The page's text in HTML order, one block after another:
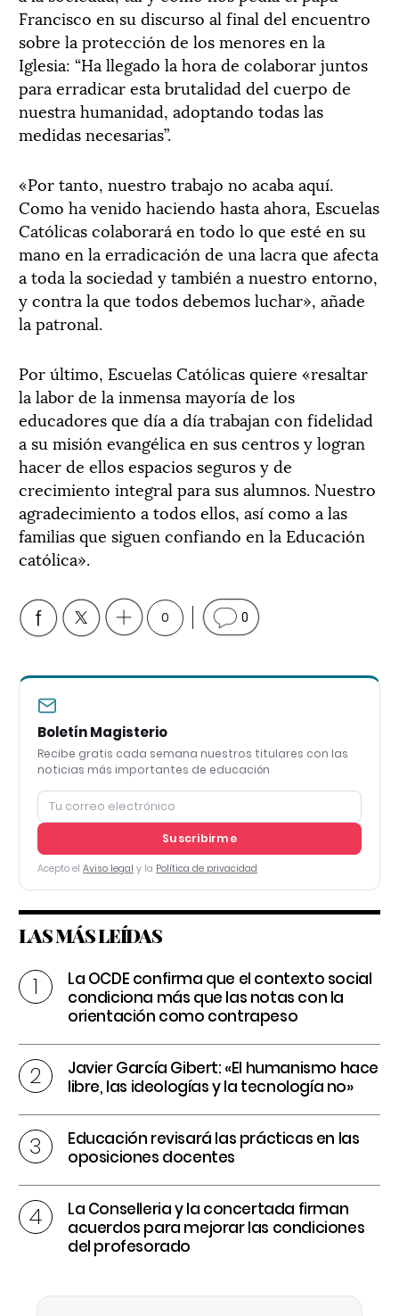
Francisco en su discurso al final del encuentro
sobre la protección de los menores en la
Iglesia: “Ha llegado la hora de colaborar juntos
para erradicar esta brutalidad del cuerpo de
nuestra humanidad, adoptando todas las
medidas necesarias”.
«Por tanto, nuestro trabajo no acaba aquí.
Como ha venido haciendo hasta ahora, Escuelas
Católicas colaborará en todo lo que esté en su
mano en la erradicación de una lacra que afecta
a toda la sociedad y también a nuestro entorno,
y contra la que todos debemos luchar», añade
la patronal.
Por último, Escuelas Católicas quiere «resaltar
la labor de la inmensa mayoría de los
educadores que día a día trabajan con fidelidad
a su misión evangélica en sus centros y logran
hacer de ellos espacios seguros y de
crecimiento integral para sus alumnos. Nuestro
agradecimiento a todos ellos, así como a las
familias que siguen confiando en la Educación
católica».
0 0
Boletín Magisterio
Recibe gratis cada semana nuestros titulares con las
noticias más importantes de educación
Suscribirme
Acepto el Aviso legal y la Política de privacidad
LAS MÁS LEÍDAS
La OCDE confirma que el contexto social
condiciona más que las notas con la
orientación como contrapeso
Javier García Gibert: «El humanismo hace
libre, las ideologías y la tecnología no»
Educación revisará las prácticas en las
oposiciones docentes
La Conselleria y la concertada firman
acuerdos para mejorar las condiciones
del profesorado